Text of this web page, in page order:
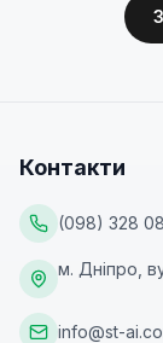
Контакти
(098) 328
м. Дніпро,
info@st-